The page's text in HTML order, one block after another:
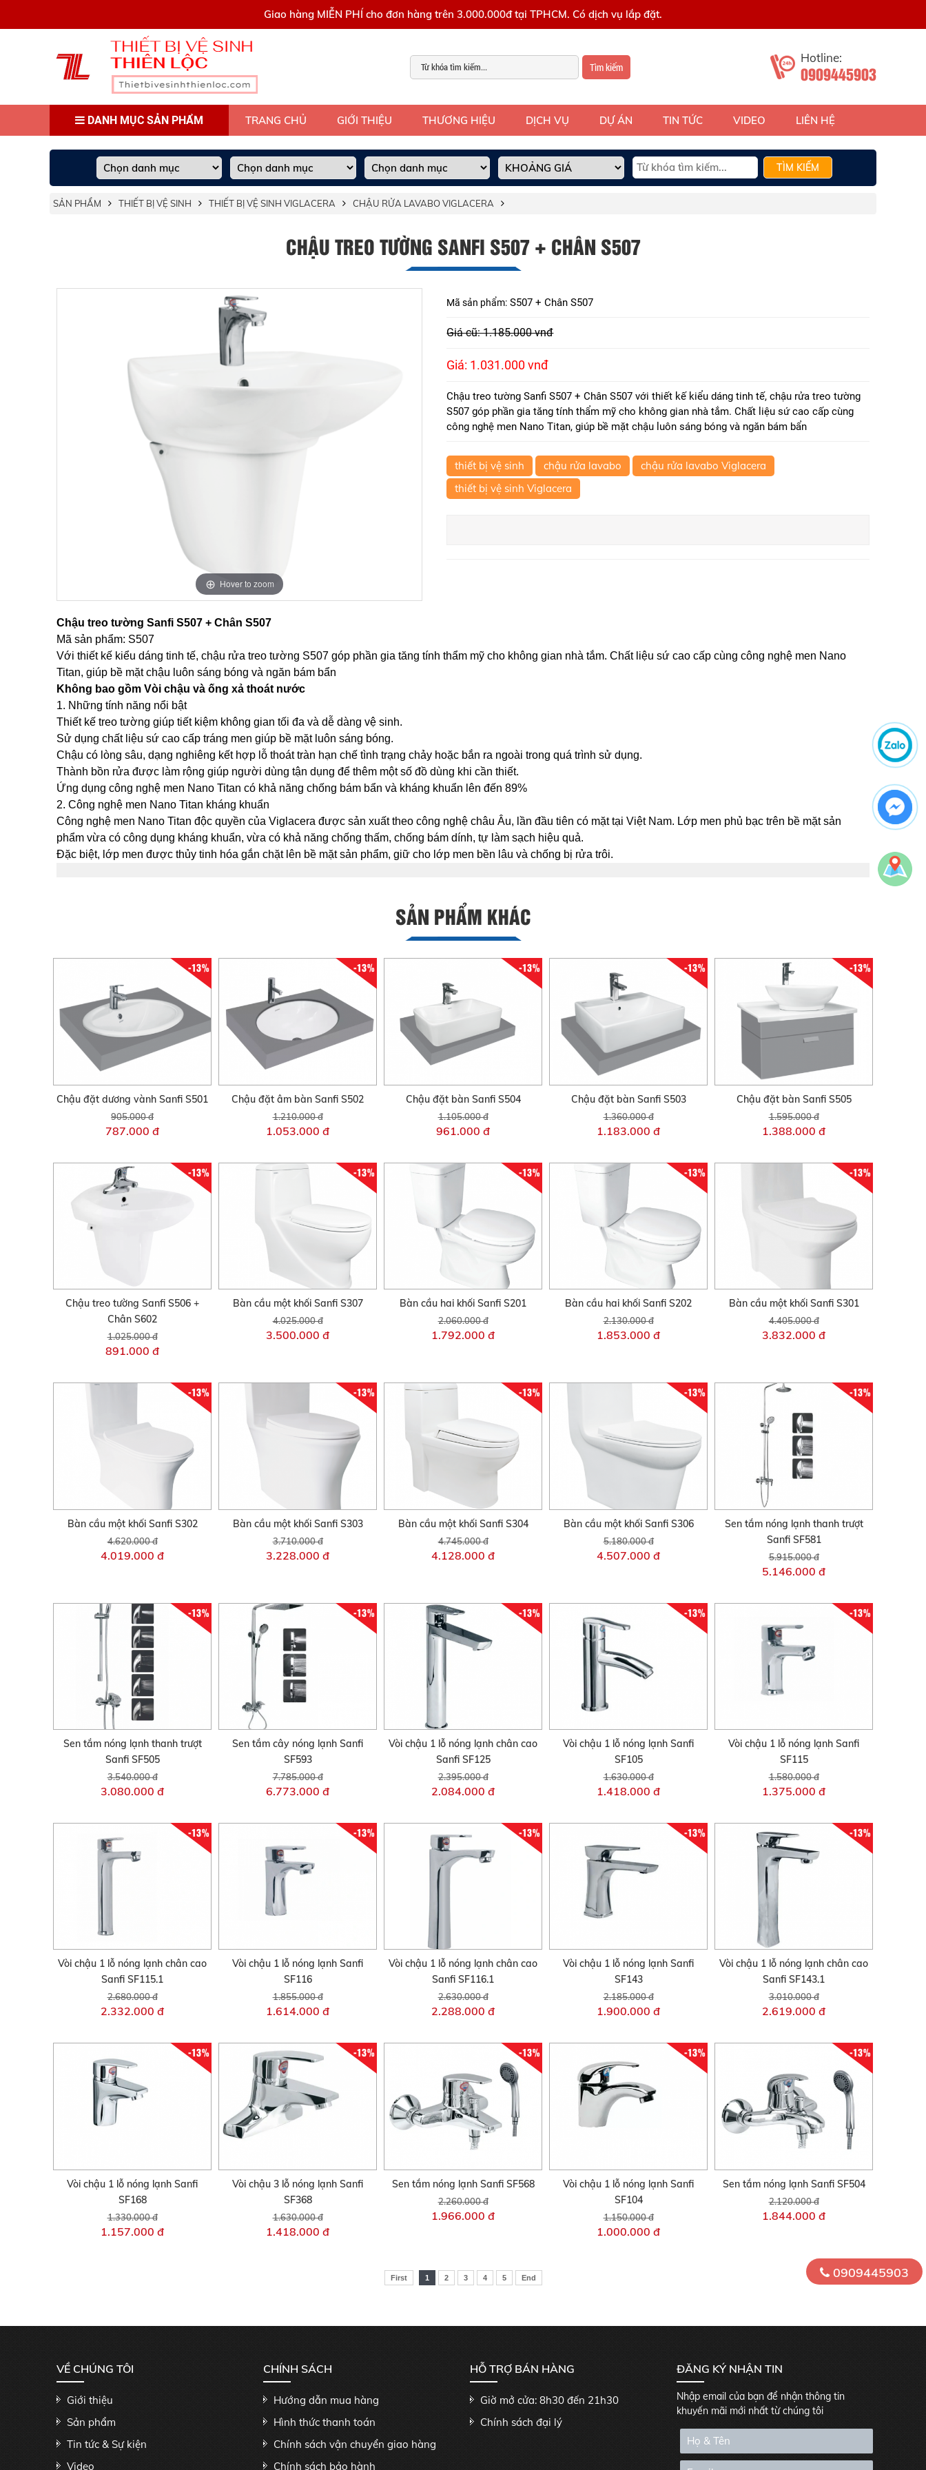
Giao hàng MIỄN PHÍ cho đơn hàng trên 3.000.000đ tại TPHCM. Có dịch vụ lắp đặt.
Tìm kiếm
Hotline:
0909445903
DANH MỤC SẢN PHẨM TRANG CHỦ GIỚI THIỆU THƯƠNG HIỆU DỊCH VỤ DỰ ÁN TIN TỨC VIDEO LIÊN HỆ
TÌM KIẾM
SẢN PHẨM THIẾT BỊ VỆ SINH THIẾT BỊ VỆ SINH VIGLACERA CHẬU RỬA LAVABO VIGLACERA
CHẬU TREO TƯỜNG SANFI S507 + CHÂN S507
Hover to zoom
Mã sản phẩm: S507 + Chân S507
Giá cũ: 1.185.000 vnđ
Giá: 1.031.000 vnđ
Chậu treo tường Sanfi S507 + Chân S507 với thiết kế kiểu dáng tinh tế, chậu rửa treo tường
S507 góp phần gia tăng tính thẩm mỹ cho không gian nhà tắm. Chất liệu sứ cao cấp cùng
công nghệ men Nano Titan, giúp bề mặt chậu luôn sáng bóng và ngăn bám bẩn
thiết bị vệ sinh chậu rửa lavabo
chậu rửa lavabo Viglacera
thiết bị vệ sinh Viglacera
Chậu treo tường Sanfi S507 + Chân S507
Mã sản phẩm: S507
Với thiết kế kiểu dáng tinh tế, chậu rửa treo tường S507 góp phần gia tăng tính thẩm mỹ cho không gian nhà tắm. Chất liệu sứ cao cấp cùng công nghệ men Nano
Titan, giúp bề mặt chậu luôn sáng bóng và ngăn bám bẩn
Không bao gồm Vòi chậu và ống xả thoát nước
1. Những tính năng nổi bật
Thiết kế treo tường giúp tiết kiệm không gian tối đa và dễ dàng vệ sinh.
Sử dụng chất liệu sứ cao cấp tráng men giúp bề mặt luôn sáng bóng.
Chậu có lòng sâu, dạng nghiêng kết hợp lỗ thoát tràn hạn chế tình trạng chảy hoặc bắn ra ngoài trong quá trình sử dụng.
Thành bồn rửa được làm rộng giúp người dùng tận dụng để thêm một số đồ dùng khi cần thiết.
Ứng dụng công nghệ men Nano Titan có khả năng chống bám bẩn và kháng khuẩn lên đến 89%
2. Công nghệ men Nano Titan kháng khuẩn
Công nghệ men Nano Titan độc quyền của Viglacera được sản xuất theo công nghệ châu Âu, lần đầu tiên có mặt tại Việt Nam. Lớp men phủ bạc trên bề mặt sản
phẩm vừa có công dụng kháng khuẩn, vừa có khả năng chống thấm, chống bám dính, tự làm sạch hiệu quả.
Đặc biệt, lớp men được thủy tinh hóa gắn chặt lên bề mặt sản phẩm, giữ cho lớp men bền lâu và chống bị rửa trôi.
SẢN PHẨM KHÁC
-13%
Chậu đặt dương vành Sanfi S501
905.000 đ
787.000 đ
-13%
Chậu đặt âm bàn Sanfi S502
1.210.000 đ
1.053.000 đ
-13%
Chậu đặt bàn Sanfi S504
1.105.000 đ
961.000 đ
-13%
Chậu đặt bàn Sanfi S503
1.360.000 đ
1.183.000 đ
-13%
Chậu đặt bàn Sanfi S505
1.595.000 đ
1.388.000 đ
-13%
Chậu treo tường Sanfi S506 +
Chân S602
1.025.000 đ
891.000 đ
-13%
Bàn cầu một khối Sanfi S307
4.025.000 đ
3.500.000 đ
-13%
Bàn cầu hai khối Sanfi S201
2.060.000 đ
1.792.000 đ
-13%
Bàn cầu hai khối Sanfi S202
2.130.000 đ
1.853.000 đ
-13%
Bàn cầu một khối Sanfi S301
4.405.000 đ
3.832.000 đ
-13%
Bàn cầu một khối Sanfi S302
4.620.000 đ
4.019.000 đ
-13%
Bàn cầu một khối Sanfi S303
3.710.000 đ
3.228.000 đ
-13%
Bàn cầu một khối Sanfi S304
4.745.000 đ
4.128.000 đ
-13%
Bàn cầu một khối Sanfi S306
5.180.000 đ
4.507.000 đ
-13%
Sen tắm nóng lạnh thanh trượt
Sanfi SF581
5.915.000 đ
5.146.000 đ
-13%
Sen tắm nóng lạnh thanh trượt
Sanfi SF505
3.540.000 đ
3.080.000 đ
-13%
Sen tắm cây nóng lạnh Sanfi
SF593
7.785.000 đ
6.773.000 đ
-13%
Vòi chậu 1 lỗ nóng lạnh chân cao
Sanfi SF125
2.395.000 đ
2.084.000 đ
-13%
Vòi chậu 1 lỗ nóng lạnh Sanfi
SF105
1.630.000 đ
1.418.000 đ
-13%
Vòi chậu 1 lỗ nóng lạnh Sanfi
SF115
1.580.000 đ
1.375.000 đ
-13%
Vòi chậu 1 lỗ nóng lạnh chân cao
Sanfi SF115.1
2.680.000 đ
2.332.000 đ
-13%
Vòi chậu 1 lỗ nóng lạnh Sanfi
SF116
1.855.000 đ
1.614.000 đ
-13%
Vòi chậu 1 lỗ nóng lạnh chân cao
Sanfi SF116.1
2.630.000 đ
2.288.000 đ
-13%
Vòi chậu 1 lỗ nóng lạnh Sanfi
SF143
2.185.000 đ
1.900.000 đ
-13%
Vòi chậu 1 lỗ nóng lạnh chân cao
Sanfi SF143.1
3.010.000 đ
2.619.000 đ
-13%
Vòi chậu 1 lỗ nóng lạnh Sanfi
SF168
1.330.000 đ
1.157.000 đ
-13%
Vòi chậu 3 lỗ nóng lạnh Sanfi
SF368
1.630.000 đ
1.418.000 đ
-13%
Sen tắm nóng lạnh Sanfi SF568
2.260.000 đ
1.966.000 đ
-13%
Vòi chậu 1 lỗ nóng lạnh Sanfi
SF104
1.150.000 đ
1.000.000 đ
-13%
Sen tắm nóng lạnh Sanfi SF504
2.120.000 đ
1.844.000 đ
First 1 2 3 4 5 End
VỀ CHÚNG TÔI
Giới thiệu
Sản phẩm
Tin tức & Sự kiện
Video
CHÍNH SÁCH
Hướng dẫn mua hàng
Hình thức thanh toán
Chính sách vận chuyển giao hàng
Chính sách bảo hành
HỖ TRỢ BÁN HÀNG
Giờ mở cửa: 8h30 đến 21h30
Chính sách đại lý
ĐĂNG KÝ NHẬN TIN
Nhập email của bạn để nhận thông tin
khuyến mãi mới nhất từ chúng tôi
0909445903